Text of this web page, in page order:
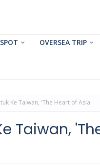
OVERSEA TRIP
Ke Taiwan, 'The Heart of Asia'
Taiwan,